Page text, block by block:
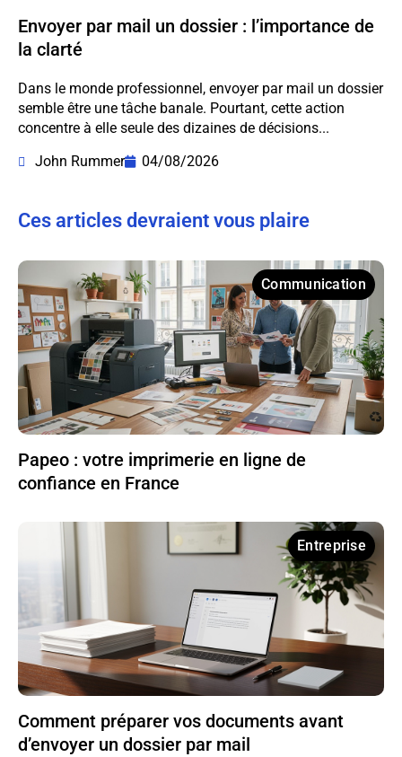
Envoyer par mail un dossier : l’importance de
la clarté
Dans le monde professionnel, envoyer par mail un dossier
semble être une tâche banale. Pourtant, cette action
concentre à elle seule des dizaines de décisions...
John Rummer
04/08/2026
Ces articles devraient vous plaire
Communication
Papeo : votre imprimerie en ligne de
confiance en France
Entreprise
Comment préparer vos documents avant
d’envoyer un dossier par mail